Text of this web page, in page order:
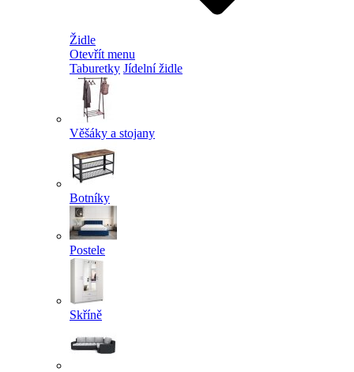
Židle
Otevřít menu
Taburetky Jídelní židle
Věšáky a stojany
Botníky
Postele
Skříně